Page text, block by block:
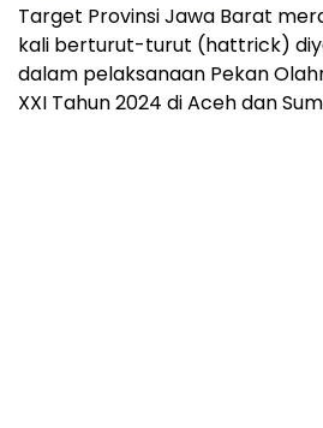
Target Provinsi Jawa Barat
kali berturut-turut (hattrick)
dalam pelaksanaan Pekan
XXI Tahun 2024 di Aceh dan